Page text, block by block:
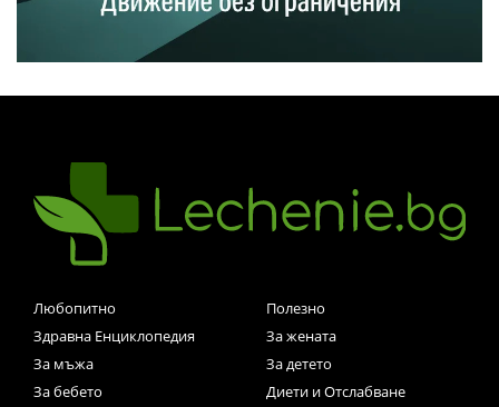
Любопитно
Полезно
Здравна Енциклопедия
За жената
За мъжа
За детето
За бебето
Диети и Отслабване